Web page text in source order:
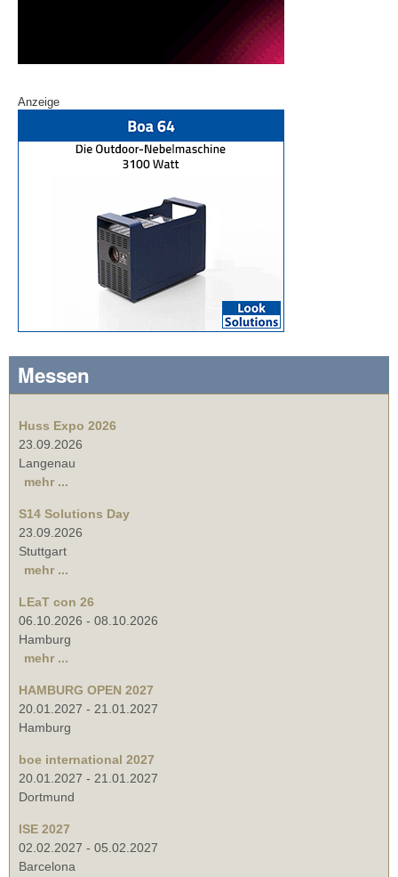
Anzeige
Messen
Huss Expo 2026
23.09.2026
Langenau
mehr ...
S14 Solutions Day
23.09.2026
Stuttgart
mehr ...
LEaT con 26
06.10.2026 - 08.10.2026
Hamburg
mehr ...
HAMBURG OPEN 2027
20.01.2027 - 21.01.2027
Hamburg
boe international 2027
20.01.2027 - 21.01.2027
Dortmund
ISE 2027
02.02.2027 - 05.02.2027
Barcelona